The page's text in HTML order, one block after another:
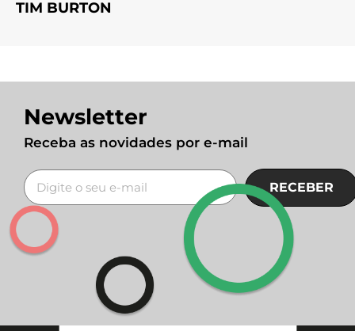
TIM BURTON
Newsletter
Receba as novidades por e-mail
RECEBER